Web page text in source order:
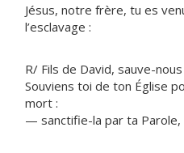
Jésus, notre frère, tu es
l’esclavage :
R/ Fils de David, sauve-nous
Souviens toi de ton Église
mort :
— sanctifie-la par ta Parole,